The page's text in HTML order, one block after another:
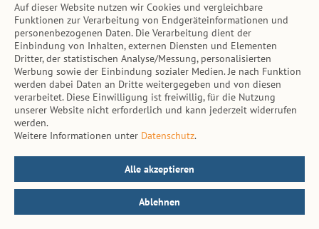
Inhalt
Tierarzt-Suche
Hinweise
AGB
Impressum
Datenschutz
Kontakt
© vs. vergleichen-und-sparen.de 2026
Auf dieser Website nutzen wir Cookies und vergleichbare
Funktionen zur Verarbeitung von Endgeräteinformationen und
personenbezogenen Daten. Die Verarbeitung dient der
Einbindung von Inhalten, externen Diensten und Elementen
Dritter, der statistischen Analyse/Messung, personalisierten
Werbung sowie der Einbindung sozialer Medien. Je nach Funktion
werden dabei Daten an Dritte weitergegeben und von diesen
verarbeitet. Diese Einwilligung ist freiwillig, für die Nutzung
unserer Website nicht erforderlich und kann jederzeit widerrufen
werden.
Weitere Informationen unter Datenschutz.
Alle akzeptieren
Ablehnen